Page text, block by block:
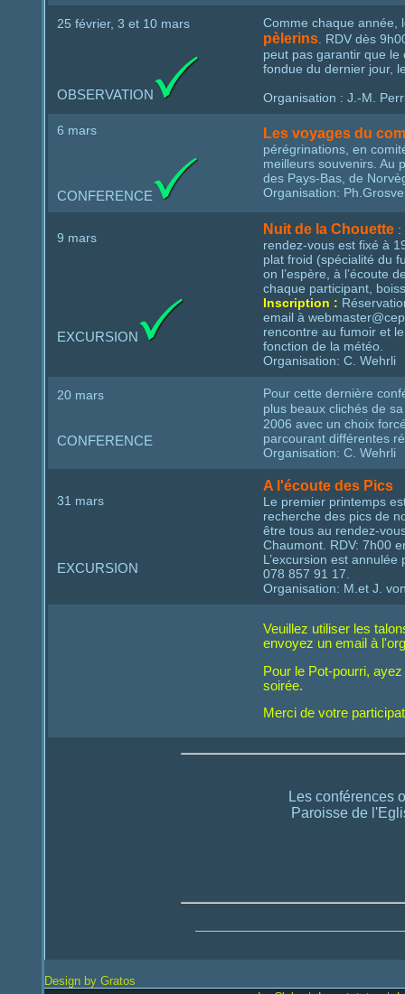
25 février, 3 et 10 mars Comme chaque année,
pèlerins . RDV dès
peut pas garantir que
fondue du dernier jour,
Organisation : J.-M.
OBSERVATION
6 mars Les voyages du
pérégrinations, en
meilleurs souvenirs. Au
des Pays‐Bas, de
Organisation:
CONFERENCE
9 mars
Nuit de la Chouette :
rendez‐vous est fixé à
plat froid (spécialité du
on l’espère, à l’écoute
chaque participant,
Inscription :
email à
rencontre au fumoir et
fonction de la météo.
Organisation: C. Wehrli
EXCURSION
20 mars
Pour cette dernière
plus beaux clichés de
2006 avec un choix
parcourant différentes
Organisation: C. Wehrli
CONFERENCE
31 mars
A l'écoute des Pics
Le premier printemps
recherche des pics de
être tous au
Chaumont. RDV: 7h00
L’excursion est
078 857 91 17.
Organisation: M.et J.
EXCURSION
Veuillez utiliser les
envoyez un email à
Pour le Pot-pourri,
soirée.
Merci de votre
Les conférences
Paroisse de
Design by Gratos